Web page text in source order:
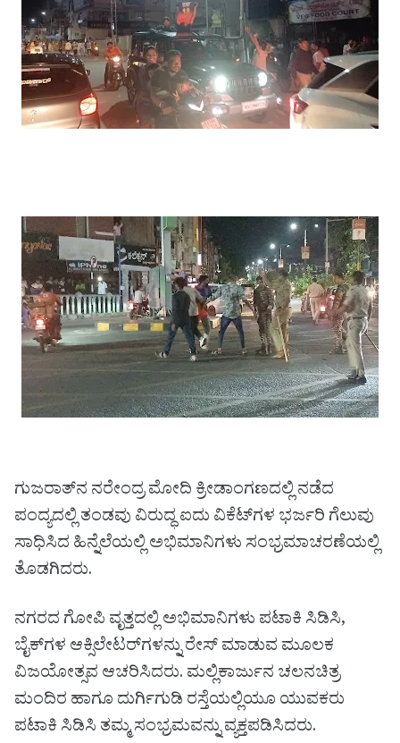
ಗುಜರಾತ್‌ನ ನರೇಂದ್ರ ಮೋದಿ ಕ್ರೀಡಾಂಗಣದಲ್ಲಿ ನಡೆದ
ಪಂದ್ಯದಲ್ಲಿ ತಂಡವು ವಿರುದ್ಧ ಐದು ವಿಕೆಟ್‌ಗಳ ಭರ್ಜರಿ ಗೆಲುವು
ಸಾಧಿಸಿದ ಹಿನ್ನೆಲೆಯಲ್ಲಿ ಅಭಿಮಾನಿಗಳು ಸಂಭ್ರಮಾಚರಣೆಯಲ್ಲಿ
ತೊಡಗಿದರು.
ನಗರದ ಗೋಪಿ ವೃತ್ತದಲ್ಲಿ ಅಭಿಮಾನಿಗಳು ಪಟಾಕಿ ಸಿಡಿಸಿ,
ಬೈಕ್‌ಗಳ ಆಕ್ಸಿಲೇಟರ್‌ಗಳನ್ನು ರೇಸ್ ಮಾಡುವ ಮೂಲಕ
ವಿಜಯೋತ್ಸವ ಆಚರಿಸಿದರು. ಮಲ್ಲಿಕಾರ್ಜುನ ಚಲನಚಿತ್ರ
ಮಂದಿರ ಹಾಗೂ ದುರ್ಗಿಗುಡಿ ರಸ್ತೆಯಲ್ಲಿಯೂ ಯುವಕರು
ಪಟಾಕಿ ಸಿಡಿಸಿ ತಮ್ಮ ಸಂಭ್ರಮವನ್ನು ವ್ಯಕ್ತಪಡಿಸಿದರು.